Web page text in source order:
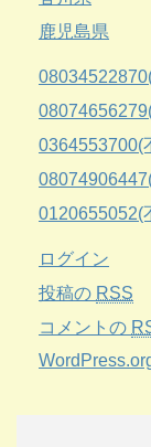
鹿児島県
0364553700(
0120655052(
ログイン
投稿の RSS
コメントの